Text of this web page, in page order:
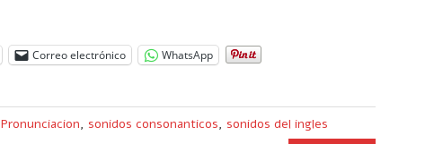
Correo electrónico WhatsApp
Pronunciacion, sonidos consonanticos, sonidos del ingles